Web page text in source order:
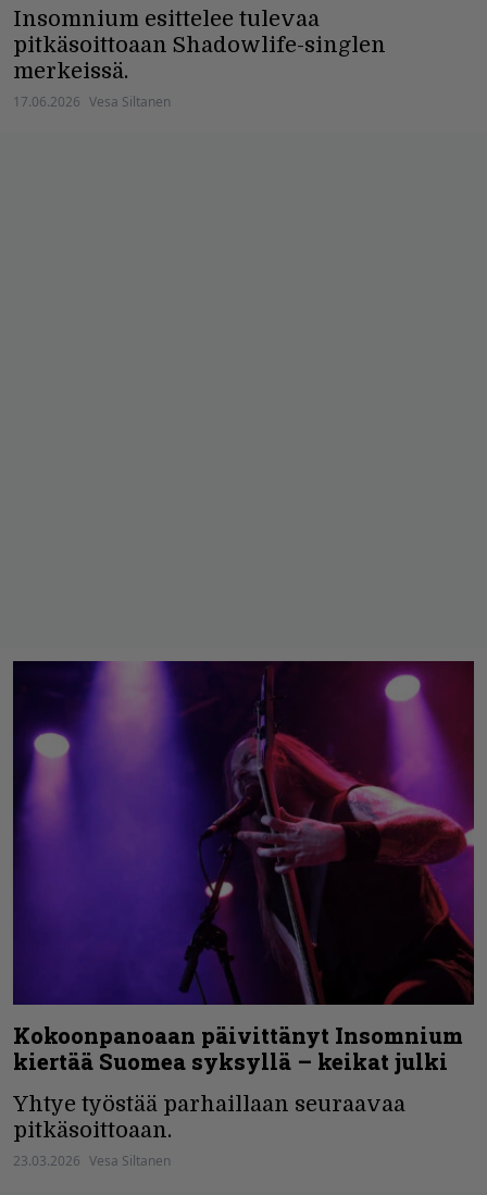
Insomnium esittelee tulevaa
pitkäsoittoaan Shadowlife-singlen
merkeissä.
17.06.2026 Vesa Siltanen
Kokoonpanoaan päivittänyt Insomnium
kiertää Suomea syksyllä – keikat julki
Yhtye työstää parhaillaan seuraavaa
pitkäsoittoaan.
23.03.2026 Vesa Siltanen